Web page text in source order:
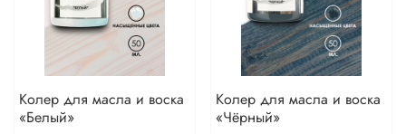
Колер для масла и воска
«Белый»
Колер для масла и воска
«Чёрный»